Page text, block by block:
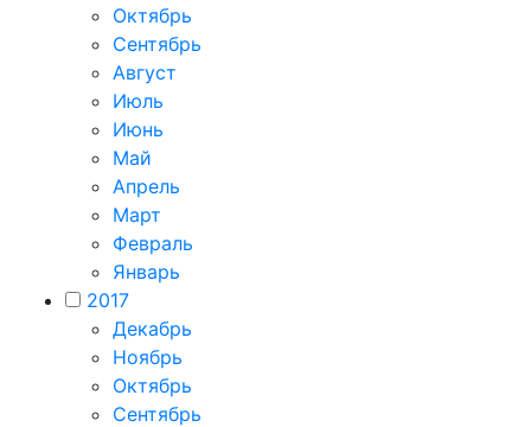
Октябрь
Сентябрь
Август
Июль
Июнь
Май
Апрель
Март
Февраль
Январь
2017
Декабрь
Ноябрь
Октябрь
Сентябрь